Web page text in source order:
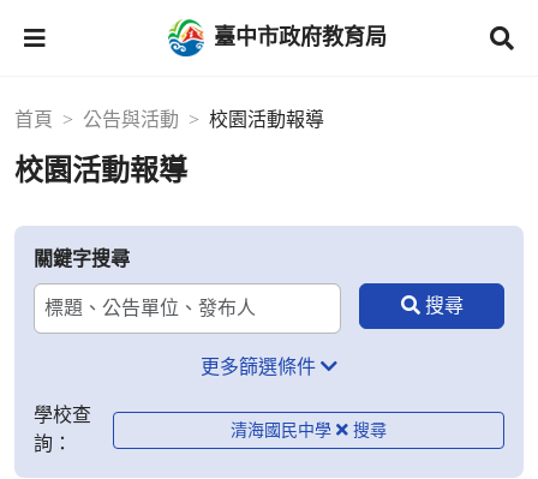
臺中市政府教育局
首頁 公告與活動 校園活動報導
校園活動報導
關鍵字搜尋
更多篩選條件
學校查
詢：
清海國民中學